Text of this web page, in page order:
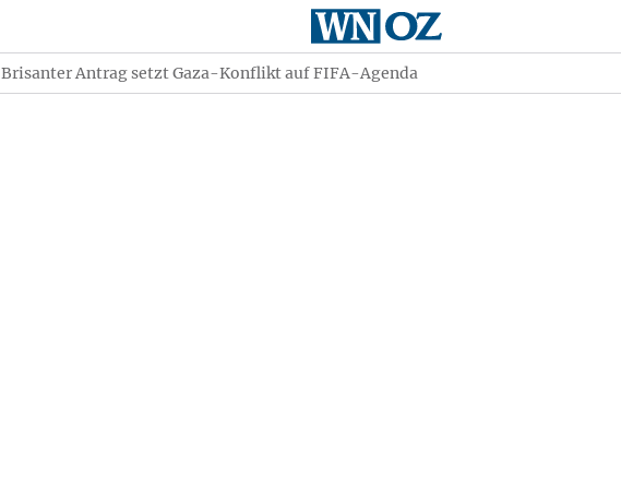
Brisanter Antrag setzt Gaza-Konflikt auf FIFA-Agenda